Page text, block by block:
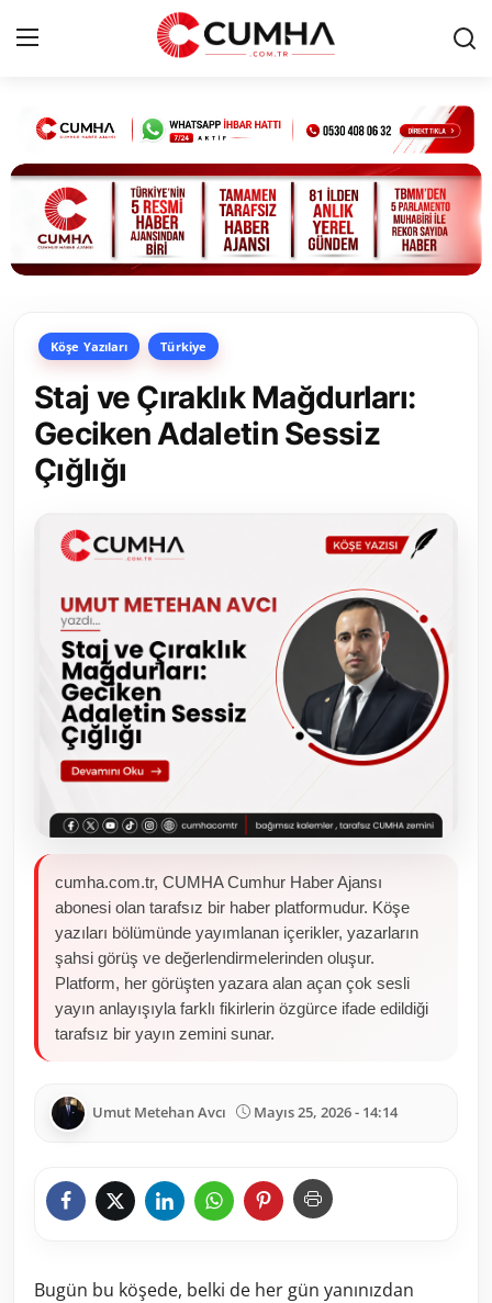
Kurumsal
Cumhurbaşkanlığı
Bakanlıklar
Siyasi Partiler
Yerel Yönetimler
Mülki İdare
Kamu Kurumları ve Üst Kurullar
Resmi Reklamlar
Köşe Yazıları Türkiye
Staj ve Çıraklık Mağdurları:
Geciken Adaletin Sessiz
Çığlığı
cumha.com.tr, CUMHA Cumhur Haber Ajansı
abonesi olan tarafsız bir haber platformudur. Köşe
yazıları bölümünde yayımlanan içerikler, yazarların
şahsi görüş ve değerlendirmelerinden oluşur.
Platform, her görüşten yazara alan açan çok sesli
yayın anlayışıyla farklı fikirlerin özgürce ifade edildiği
tarafsız bir yayın zemini sunar.
Umut Metehan Avcı Mayıs 25, 2026 - 14:14
Bugün bu köşede, belki de her gün yanınızdan